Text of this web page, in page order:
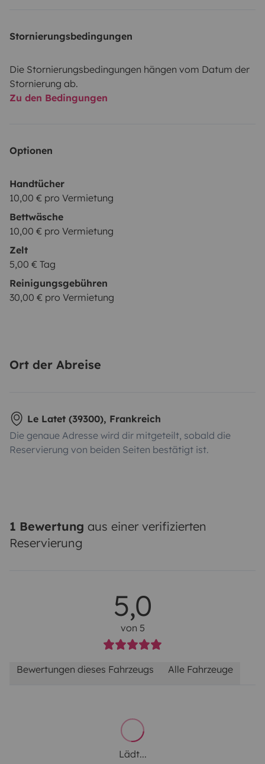
Stornierungsbedingungen
Die Stornierungsbedingungen hängen vom Datum der
Stornierung ab.
Zu den Bedingungen
Optionen
Handtücher
10,00 € pro Vermietung
Bettwäsche
10,00 € pro Vermietung
Zelt
5,00 € Tag
Reinigungsgebühren
30,00 € pro Vermietung
Ort der Abreise
Le Latet (39300), Frankreich
Die genaue Adresse wird dir mitgeteilt, sobald die
Reservierung von beiden Seiten bestätigt ist.
1 Bewertung aus einer verifizierten
Reservierung
5,0
von 5
Bewertungen dieses Fahrzeugs Alle Fahrzeuge
Lädt...